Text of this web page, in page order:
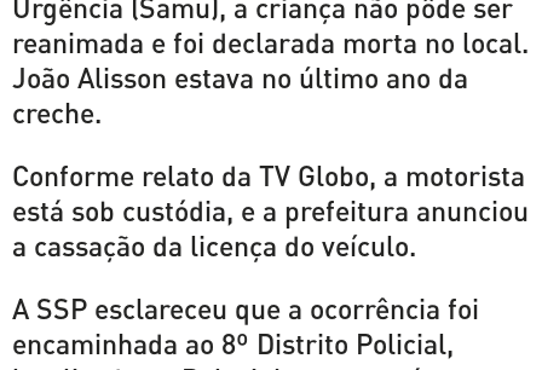
Urgência (Samu), a criança não pôde ser
reanimada e foi declarada morta no local.
João Alisson estava no último ano da
creche.
Conforme relato da TV Globo, a motorista
está sob custódia, e a prefeitura anunciou
a cassação da licença do veículo.
A SSP esclareceu que a ocorrência foi
encaminhada ao 8º Distrito Policial,